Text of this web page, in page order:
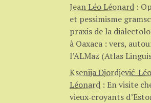
Jean Léo Léonard :
et pessimisme
praxis de la
à Oaxaca : vers,
l’ALMaz (Atlas
Ksenija Djordjević-
Léonard : En visite
vieux‑croyants